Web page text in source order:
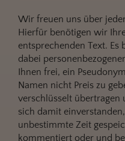
Wir freuen uns über
Hierfür benötigen wir
entsprechenden Text.
dabei
Ihnen frei, ein
Namen nicht Preis zu
verschlüsselt übertragen
sich damit
unbestimmte Zeit
kommentiert oder und